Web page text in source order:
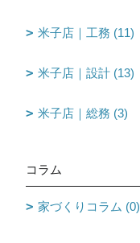
米子店｜工務 (11)
米子店｜設計 (13)
米子店｜総務 (3)
コラム
家づくりコラム (0)